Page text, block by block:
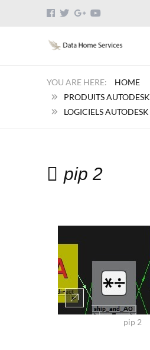
HOME
PRODUITS AUTODESK
LOGICIELS AUTODESK
pip 2
pip 2